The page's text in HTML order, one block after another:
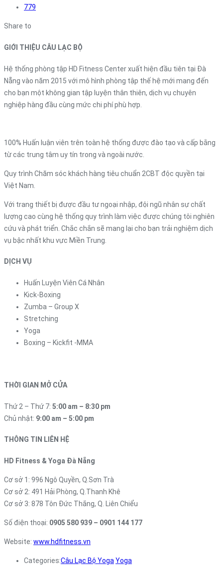
779
Share to
GIỚI THIỆU CÂU LẠC BỘ
Hệ thống phòng tập HD Fitness Center xuất hiện đầu tiên tại Đà
Nẵng vào năm 2015 với mô hình phòng tập thế hệ mới mang đến
cho bạn một không gian tập luyện thân thiên, dịch vụ chuyên
nghiệp hàng đầu cùng mức chi phí phù hợp.
100% Huấn luận viên trên toàn hệ thống được đào tạo và cấp bằng
từ các trung tâm uy tín trong và ngoài nước.
Quy trình Chăm sóc khách hàng tiêu chuẩn 2CBT độc quyền tại
Việt Nam.
Với trang thiết bị được đầu tư ngoại nhập, đội ngũ nhân sự chất
lượng cao cùng hệ thống quy trình làm việc được chúng tôi nghiên
cứu và phát triển. Chắc chắn sẽ mang lại cho bạn trải nghiệm dịch
vụ bậc nhất khu vực Miền Trung.
DỊCH VỤ
Huấn Luyện Viên Cá Nhân
Kick-Boxing
Zumba – Group X
Stretching
Yoga
Boxing – Kickfit -MMA
THỜI GIAN MỞ CỬA
Thứ 2 – Thứ 7: 5:00 am – 8:30 pm
Chủ nhật: 9:00 am – 5:00 pm
THÔNG TIN LIÊN HỆ
HD Fitness & Yoga Đà Nẵng
Cơ sở 1: 996 Ngô Quyền, Q.Sơn Trà
Cơ sở 2: 491 Hải Phòng, Q.Thanh Khê
Cơ sở 3: 878 Tôn Đức Thắng, Q. Liên Chiểu
Số điện thoại: 0905 580 939 – 0901 144 177
Website: www.hdfitness.vn
Categories:Câu Lạc Bộ Yoga Yoga